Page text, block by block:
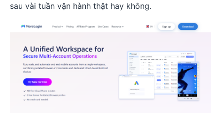
sau vài tuần vận hành thật hay không.